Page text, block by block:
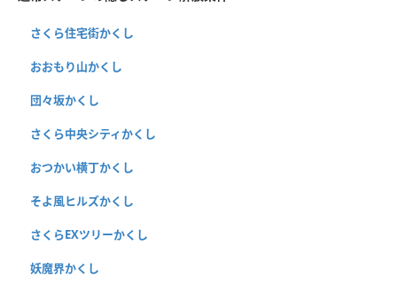
さくら住宅街かくし
おおもり山かくし
団々坂かくし
さくら中央シティかくし
おつかい横丁かくし
そよ風ヒルズかくし
さくらEXツリーかくし
妖魔界かくし